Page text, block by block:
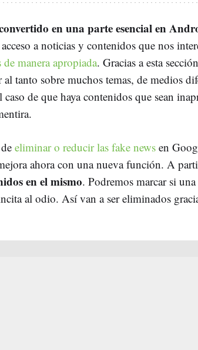
en una parte esencial en
a noticias y contenidos que nos
manera apropiada. Gracias a esta
al tanto sobre muchos temas, de medios
caso de que haya contenidos que sean
eliminar o reducir las fake news en
ahora con una nueva función. A
en el mismo. Podremos marcar si
al odio. Así van a ser eliminados